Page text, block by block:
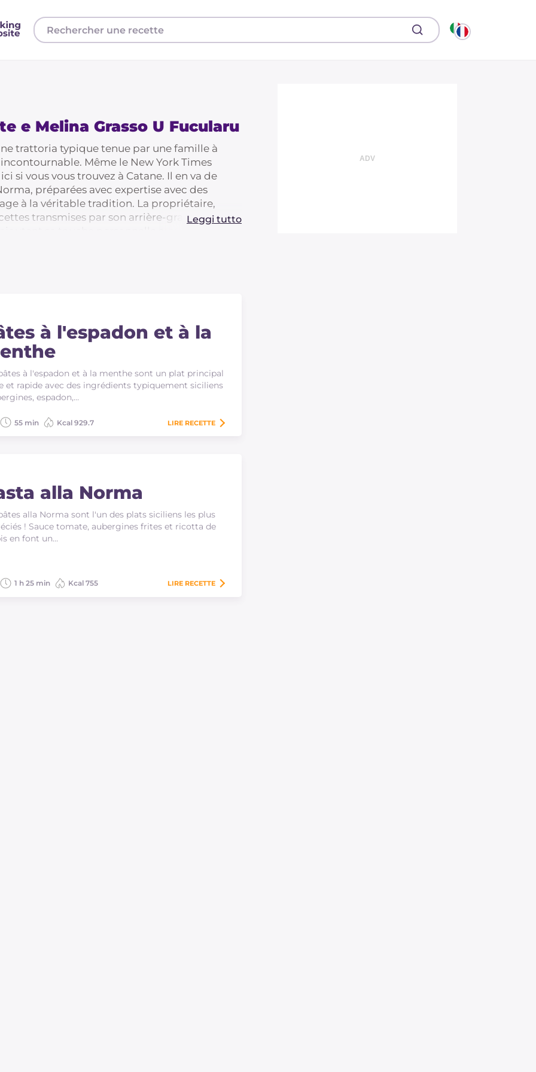
e Melina Grasso U Fucularu
trattoria typique tenue par une famille à
Même le New York Times
si vous vous trouvez à Catane. Il en va de
préparées avec expertise avec des
à la véritable tradition. La propriétaire,
transmises par son arrière-grand-mère,
Leggi tutto
à l'espadon et à la
à l'espadon et à la menthe sont un plat principal
et rapide avec des ingrédients typiquement siciliens
espadon,…
55 min Kcal 929.7 LIRE RECETTE
alla Norma
alla Norma sont l'un des plats siciliens les plus
! Sauce tomate, aubergines frites et ricotta de
en font un…
1 h 25 min Kcal 755 LIRE RECETTE